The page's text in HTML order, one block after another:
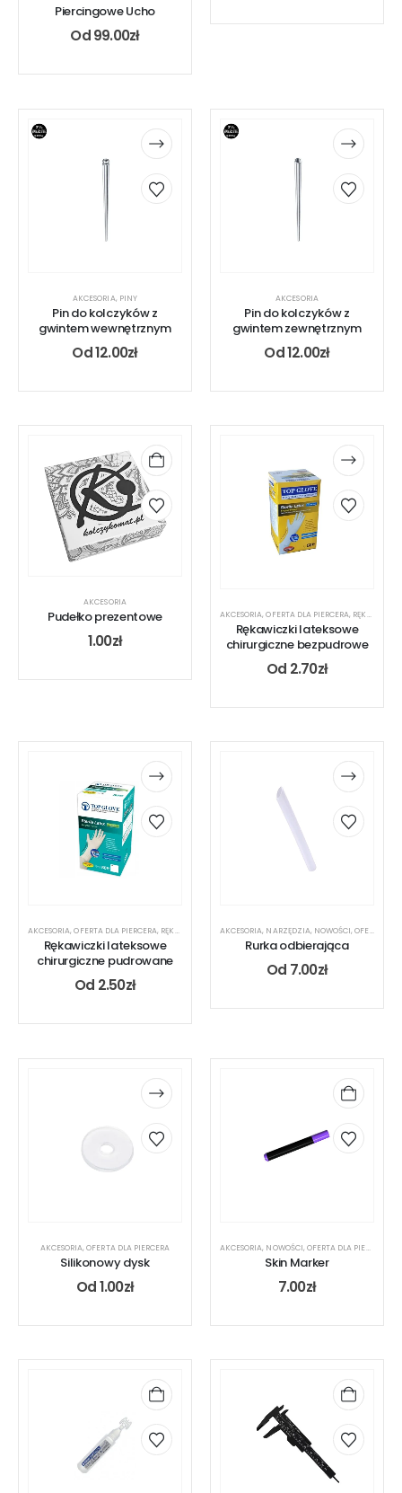
Piercingowe Ucho
Od99.00zł
AKCESORIA, PINY
Pin do kolczyków z
gwintem wewnętrznym
Od12.00zł
AKCESORIA
Pin do kolczyków z
gwintem zewnętrznym
Od12.00zł
AKCESORIA
Pudełko prezentowe
1.00zł
AKCESORIA,OFERTA DLA PIERCERA, RĘKAWICZKI
Rękawiczki lateksowe
chirurgiczne bezpudrowe
Od 2.70zł
AKCESORIA,OFERTA DLA PIERCERA, RĘKAWICZKI
Rękawiczki lateksowe
chirurgiczne pudrowane
Od 2.50zł
AKCESORIA, NARZĘDZIA, NOWOŚCI,OFERTA DLA PIERCERA
Rurka odbierająca
Od 7.00zł
AKCESORIA,OFERTA DLA PIERCERA
Silikonowy dysk
Od1.00zł
AKCESORIA, NOWOŚCI, OFERTA DLA PIERCERA
Skin Marker
7.00zł